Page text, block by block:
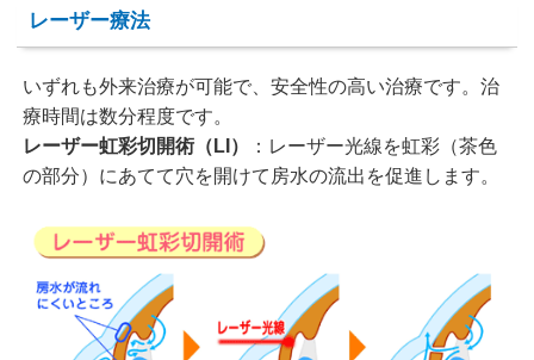
レーザー療法
いずれも外来治療が可能で、安全性の高い治療です。治
療時間は数分程度です。
レーザー虹彩切開術（LI）
：レーザー光線を虹彩（茶色
の部分）にあてて穴を開けて房水の流出を促進します。